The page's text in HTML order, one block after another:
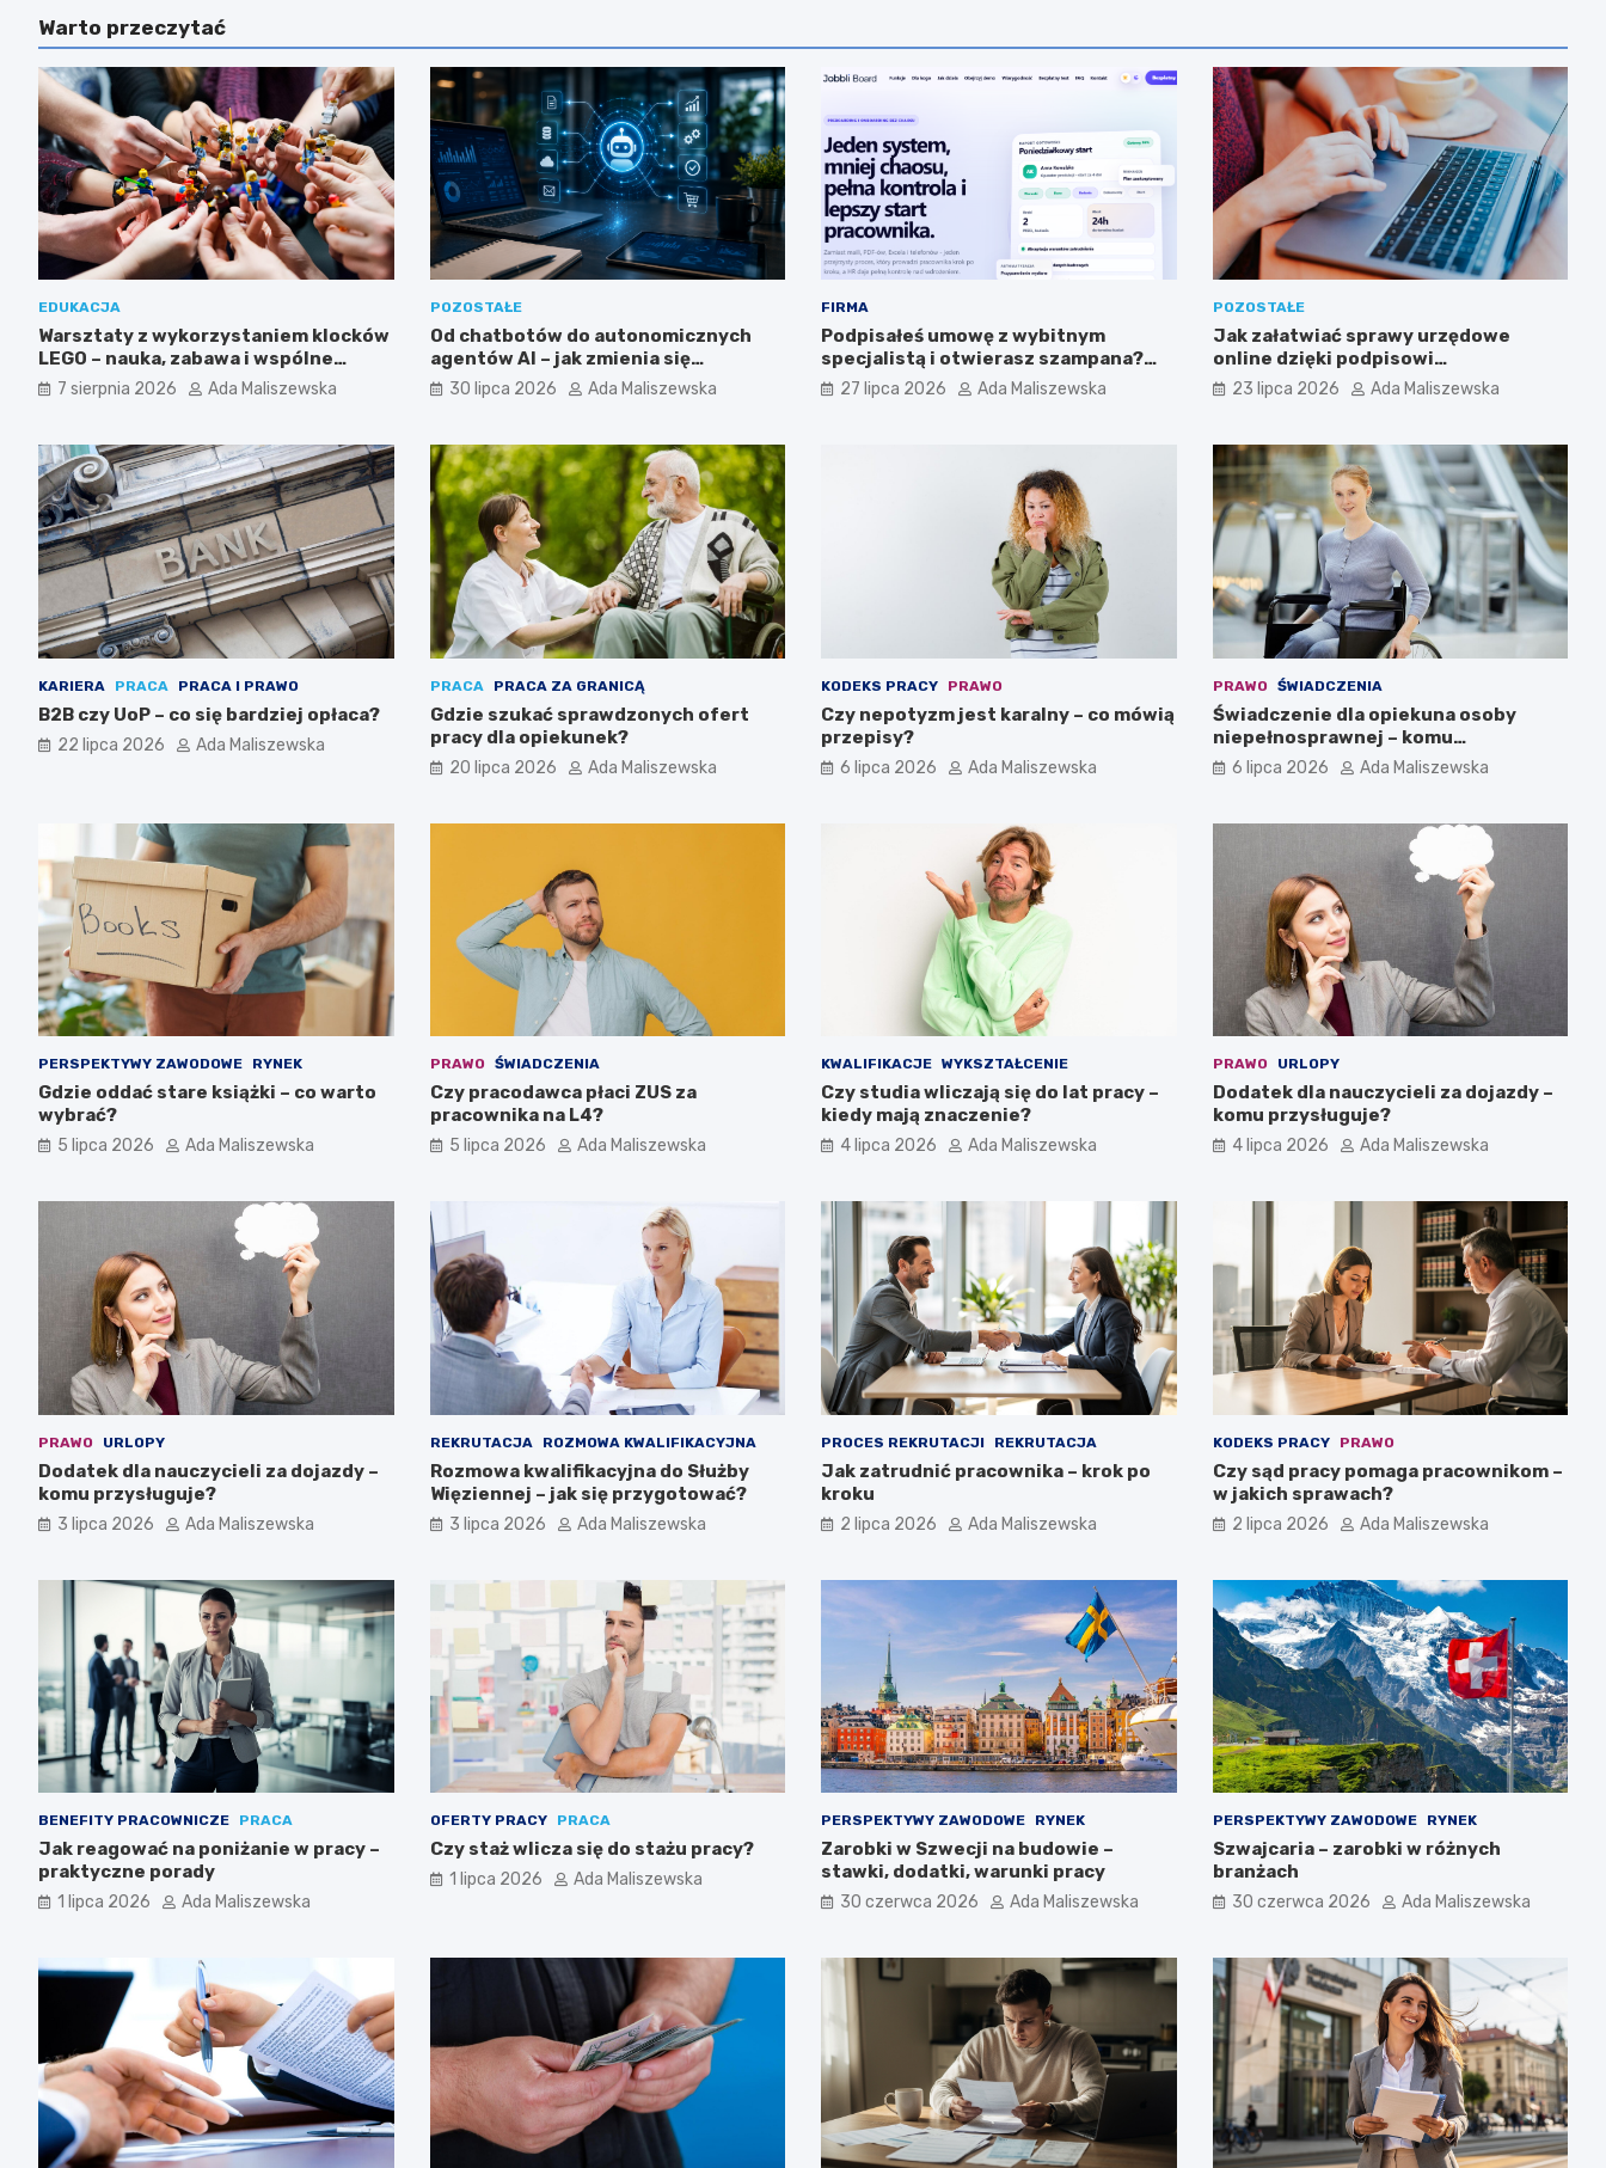
Warto przeczytać
EDUKACJA
Warsztaty z wykorzystaniem klocków
LEGO – nauka, zabawa i wspólne
odkrywanie świata
7 sierpnia 2026 Ada Maliszewska
POZOSTAŁE
Od chatbotów do autonomicznych
agentów AI – jak zmienia się
wykorzystanie sztucznej inteligencji
w biznesie?
30 lipca 2026 Ada Maliszewska
FIRMA
Podpisałeś umowę z wybitnym
specjalistą i otwierasz szampana?
Przedwcześnie.
27 lipca 2026 Ada Maliszewska
POZOSTAŁE
Jak załatwiać sprawy urzędowe
online dzięki podpisowi
elektronicznemu?
23 lipca 2026 Ada Maliszewska
KARIERA PRACA PRACA I PRAWO
B2B czy UoP – co się bardziej opłaca?
22 lipca 2026 Ada Maliszewska
PRACA PRACA ZA GRANICĄ
Gdzie szukać sprawdzonych ofert
pracy dla opiekunek?
20 lipca 2026 Ada Maliszewska
KODEKS PRACY PRAWO
Czy nepotyzm jest karalny – co mówią
przepisy?
6 lipca 2026 Ada Maliszewska
PRAWO ŚWIADCZENIA
Świadczenie dla opiekuna osoby
niepełnosprawnej – komu
przysługuje?
6 lipca 2026 Ada Maliszewska
PERSPEKTYWY ZAWODOWE RYNEK
Gdzie oddać stare książki – co warto
wybrać?
5 lipca 2026 Ada Maliszewska
PRAWO ŚWIADCZENIA
Czy pracodawca płaci ZUS za
pracownika na L4?
5 lipca 2026 Ada Maliszewska
KWALIFIKACJE WYKSZTAŁCENIE
Czy studia wliczają się do lat pracy –
kiedy mają znaczenie?
4 lipca 2026 Ada Maliszewska
PRAWO URLOPY
Dodatek dla nauczycieli za dojazdy –
komu przysługuje?
4 lipca 2026 Ada Maliszewska
PRAWO URLOPY
Dodatek dla nauczycieli za dojazdy –
komu przysługuje?
3 lipca 2026 Ada Maliszewska
REKRUTACJA ROZMOWA KWALIFIKACYJNA
Rozmowa kwalifikacyjna do Służby
Więziennej – jak się przygotować?
3 lipca 2026 Ada Maliszewska
PROCES REKRUTACJI REKRUTACJA
Jak zatrudnić pracownika – krok po
kroku
2 lipca 2026 Ada Maliszewska
KODEKS PRACY PRAWO
Czy sąd pracy pomaga pracownikom –
w jakich sprawach?
2 lipca 2026 Ada Maliszewska
BENEFITY PRACOWNICZE PRACA
Jak reagować na poniżanie w pracy –
praktyczne porady
1 lipca 2026 Ada Maliszewska
OFERTY PRACY PRACA
Czy staż wlicza się do stażu pracy?
1 lipca 2026 Ada Maliszewska
PERSPEKTYWY ZAWODOWE RYNEK
Zarobki w Szwecji na budowie –
stawki, dodatki, warunki pracy
30 czerwca 2026 Ada Maliszewska
PERSPEKTYWY ZAWODOWE RYNEK
Szwajcaria – zarobki w różnych
branżach
30 czerwca 2026 Ada Maliszewska